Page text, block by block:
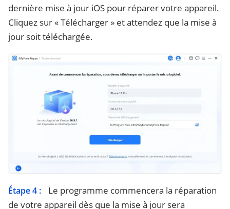
dernière mise à jour iOS pour réparer votre appareil.
Cliquez sur « Télécharger » et attendez que la mise à
jour soit téléchargée.
Étape 4 :
Le programme commencera la réparation
de votre appareil dès que la mise à jour sera